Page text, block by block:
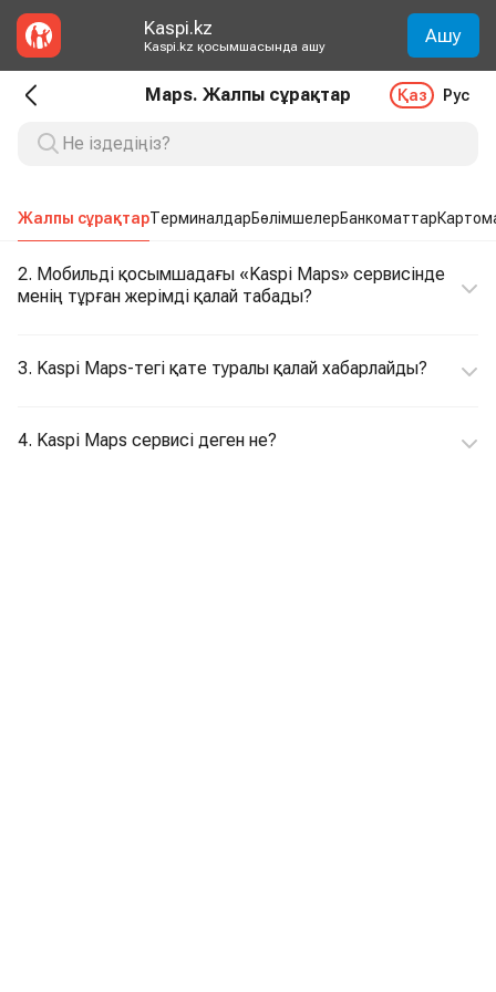
Kaspi.kz
Kaspi.kz қосымшасында ашу Ашу
Maps. Жалпы сұрақтар Қаз Рус
Жалпы сұрақтарТерминалдарБөлімшелерБанкоматтар
2. Мобильді қосымшадағы «Kaspi Maps» сервисінде
менің тұрған жерімді қалай табады?
3. Kaspi Maps-тегі қате туралы қалай хабарлайды?
4. Kaspi Maps сервисі деген не?